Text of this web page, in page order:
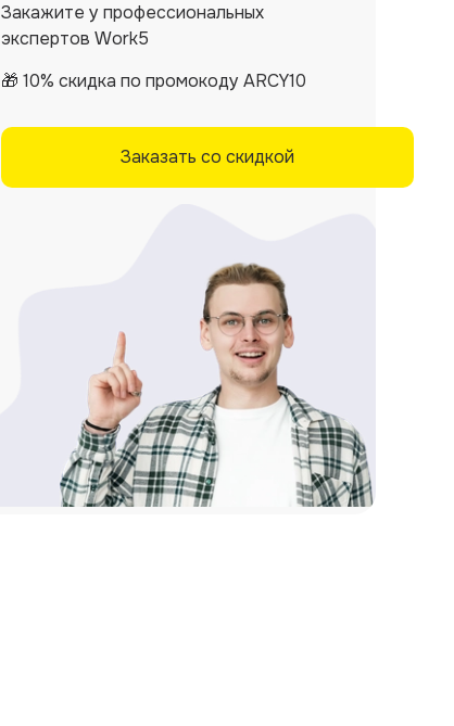
Закажите у профессиональных
экспертов Work5
🎁 10% скидка по промокоду ARCY10
Заказать со скидкой